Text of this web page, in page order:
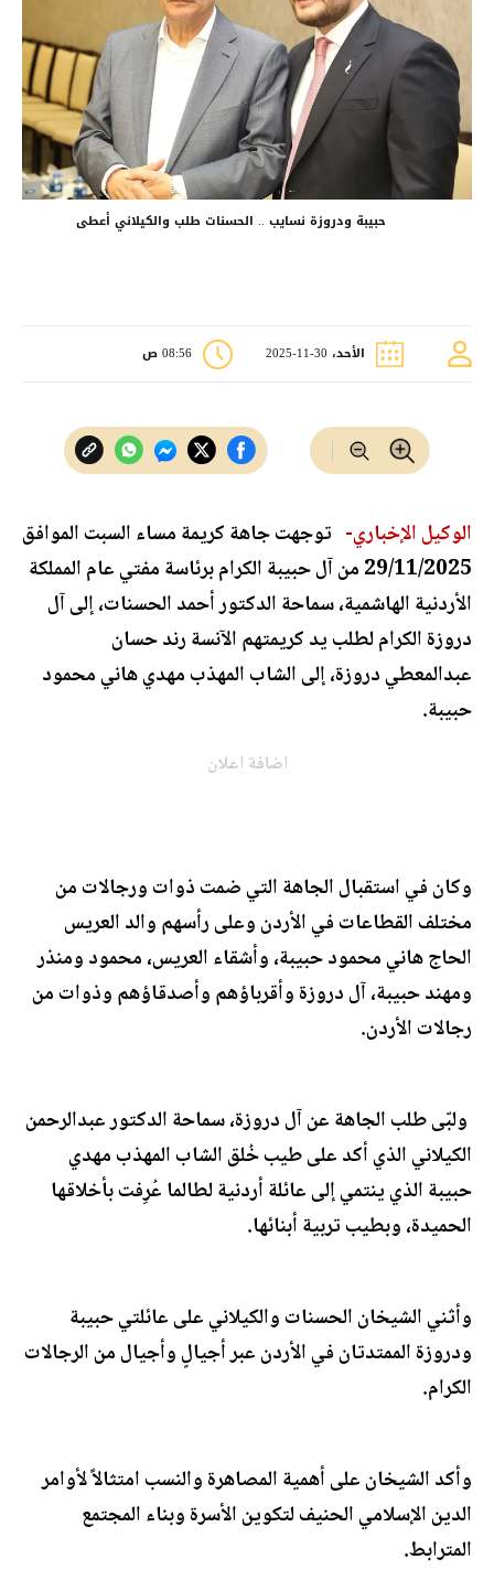
حبيبة ودروزة نسايب .. الحسنات طلب والكيلاني أعطى
الأحد، 30-11-2025 08:56 ص
الوكيل الإخباري- توجهت جاهة كريمة مساء السبت الموافق
29/11/2025 من آل حبيبة الكرام برئاسة مفتي عام المملكة
الأردنية الهاشمية، سماحة الدكتور أحمد الحسنات، إلى آل
دروزة الكرام لطلب يد كريمتهم الآنسة رند حسان
عبدالمعطي دروزة، إلى الشاب المهذب مهدي هاني محمود
حبيبة.
اضافة اعلان
وكان في استقبال الجاهة التي ضمت ذوات ورجالات من
مختلف القطاعات في الأردن وعلى رأسهم والد العريس
الحاج هاني محمود حبيبة، وأشقاء العريس، محمود ومنذر
ومهند حبيبة، آل دروزة وأقرباؤهم وأصدقاؤهم وذوات من
رجالات الأردن.
ولبّى طلب الجاهة عن آل دروزة، سماحة الدكتور عبدالرحمن
الكيلاني الذي أكد على طيب خُلق الشاب المهذب مهدي
حبيبة الذي ينتمي إلى عائلة أردنية لطالما عُرِفت بأخلاقها
الحميدة، وبطيب تربية أبنائها.
وأثني الشيخان الحسنات والكيلاني على عائلتي حبيبة
ودروزة الممتدتان في الأردن عبر أجيالٍ وأجيال من الرجالات
الكرام.
وأكد الشيخان على أهمية المصاهرة والنسب امتثالاً لأوامر
الدين الإسلامي الحنيف لتكوين الأسرة وبناء المجتمع
المترابط.